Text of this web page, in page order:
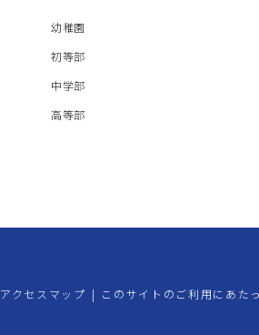
幼稚園
初等部
中学部
高等部
アクセスマップ | このサイトのご利用にあた